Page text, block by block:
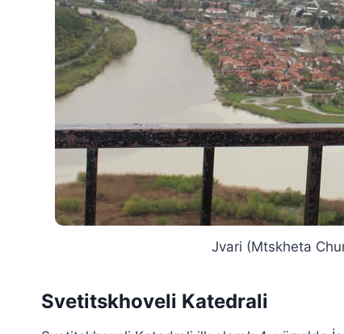
Jvari (Mtskheta
Svetitskhoveli Katedrali